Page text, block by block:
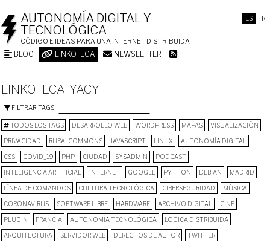
ES FR
AUTONOMÍA DIGITAL Y
TECNOLÓGICA
CÓDIGO E IDEAS PARA UNA INTERNET DISTRIBUIDA
BLOG LINKOTECA NEWSLETTER
LINKOTECA. YACY
FILTRAR TAGS
TODOS LOS TAGS DESARROLLO WEB WORDPRESS MAPAS VISUALIZACIÓN
PRIVACIDAD RURALCOMMONS JAVASCRIPT LINUX AUTONOMÍA DIGITAL
CSS COVID_19 PHP CIUDAD SYSADMIN PODCAST
INTELIGENCIA ARTIFICIAL INTERNET GOOGLE PYTHON DEBIAN MADRID
LÍNEA DE COMANDOS CULTURA TECNOLÓGICA CIBERSEGURIDAD MÚSICA
CORONAVIRUS SOFTWARE LIBRE HARDWARE ARCHIVO DIGITAL CINE
PLUGIN FRANCIA AUTONOMÍA TECNOLÓGICA LÓGICA DISTRIBUIDA
ARQUITECTURA SERVIDOR WEB DERECHOS DE AUTOR TWITTER